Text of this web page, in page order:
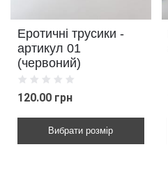
Еротичні трусики -
артикул 01
(червоний)
120.00 грн
Вибрати розмір